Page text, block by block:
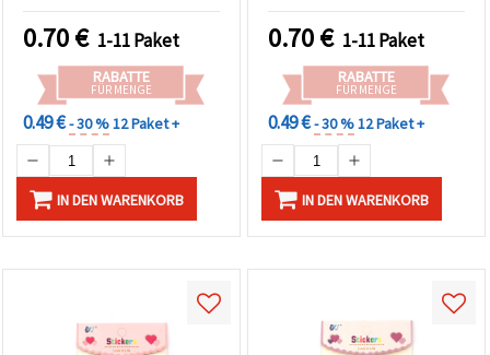
0.70€ 1-11 Paket
RABATTE
FÜR MENGE
0.49 €- 30 %12 Paket +
IN DEN WARENKORB
0.70€ 1-11 Paket
RABATTE
FÜR MENGE
0.49 €- 30 %12 Paket +
IN DEN WARENKORB